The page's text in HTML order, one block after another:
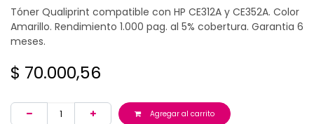
Tóner Qualiprint compatible con HP CE312A y CE352A. Color
Amarillo. Rendimiento 1.000 pag. al 5% cobertura. Garantia 6
meses.
$ 70.000,56
Agregar al carrito